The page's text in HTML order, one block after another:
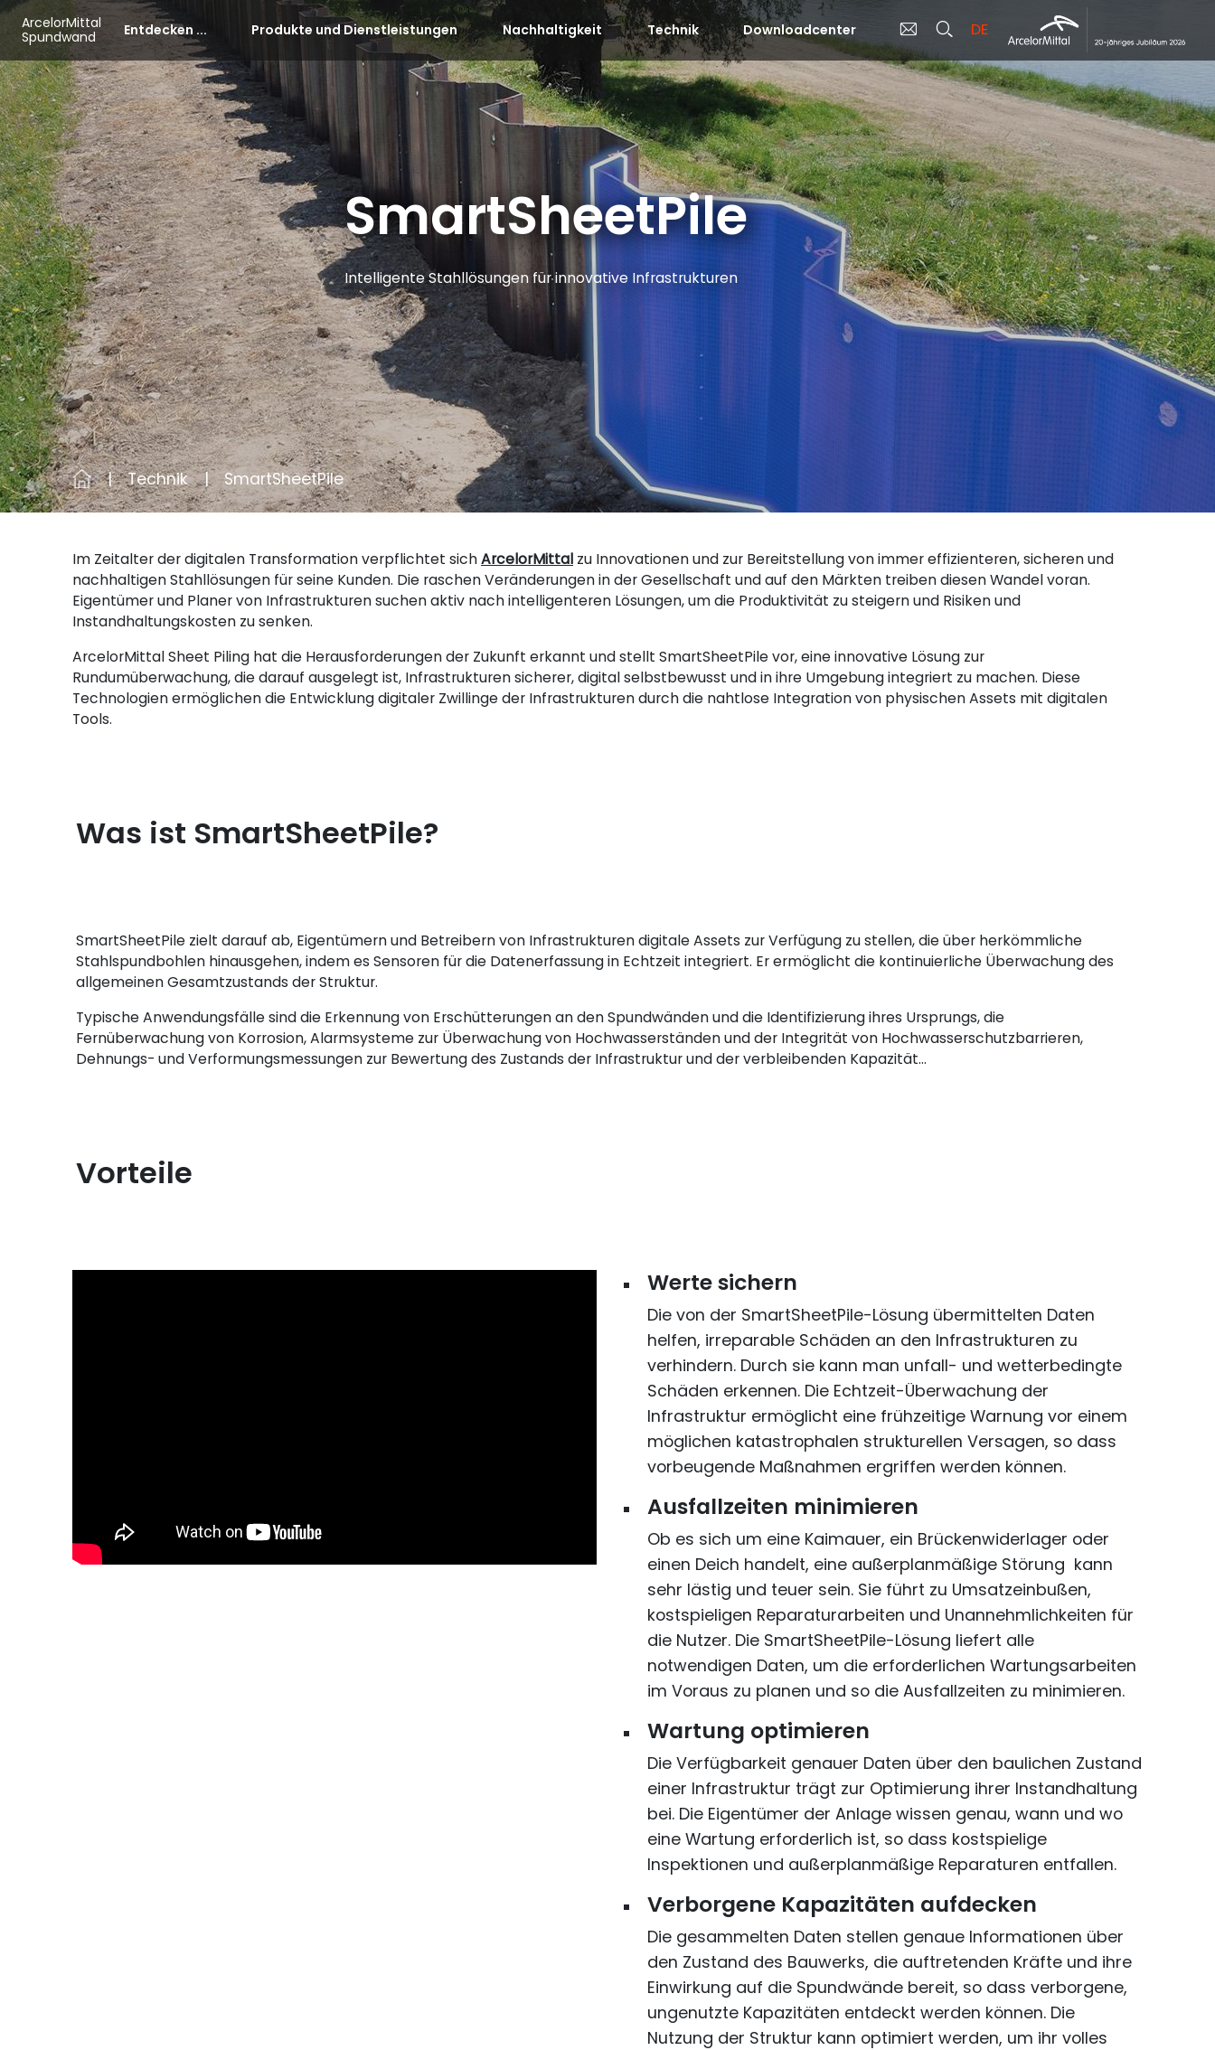
Skip to main content
ArcelorMittal
Spundwand
Entdecken ... Produkte und Dienstleistungen Nachhaltigkeit Technik Downloadcenter DE
SmartSheetPile
Intelligente Stahllösungen für innovative Infrastrukturen
Technik SmartSheetPile
Im Zeitalter der digitalen Transformation verpflichtet sichArcelorMittal zu Innovationen und zur Bereitstellung von immer effizienteren, sicheren und
nachhaltigen Stahllösungen für seine Kunden. Die raschen Veränderungen in der Gesellschaft und auf den Märkten treiben diesen Wandel voran.
Eigentümer und Planer von Infrastrukturen suchen aktiv nach intelligenteren Lösungen, um die Produktivität zu steigern und Risiken und
Instandhaltungskosten zu senken.
ArcelorMittal Sheet Piling hat die Herausforderungen der Zukunft erkannt und stellt SmartSheetPile vor, eine innovative Lösung zur
Rundumüberwachung, die darauf ausgelegt ist, Infrastrukturen sicherer, digital selbstbewusst und in ihre Umgebung integriert zu machen. Diese
Technologien ermöglichen die Entwicklung digitaler Zwillinge der Infrastrukturen durch die nahtlose Integration von physischen Assets mit digitalen
Tools.
Was ist SmartSheetPile?
SmartSheetPile zielt darauf ab, Eigentümern und Betreibern von Infrastrukturen digitale Assets zur Verfügung zu stellen, die über herkömmliche
Stahlspundbohlen hinausgehen, indem es Sensoren für die Datenerfassung in Echtzeit integriert. Er ermöglicht die kontinuierliche Überwachung des
allgemeinen Gesamtzustands der Struktur.
Typische Anwendungsfälle sind die Erkennung von Erschütterungen an den Spundwänden und die Identifizierung ihres Ursprungs, die
Fernüberwachung von Korrosion, Alarmsysteme zur Überwachung von Hochwasserständen und der Integrität von Hochwasserschutzbarrieren,
Dehnungs- und Verformungsmessungen zur Bewertung des Zustands der Infrastruktur und der verbleibenden Kapazität...
Vorteile
Werte sichern
Die von der SmartSheetPile-Lösung übermittelten Daten
helfen, irreparable Schäden an den Infrastrukturen zu
verhindern. Durch sie kann man unfall- und wetterbedingte
Schäden erkennen. Die Echtzeit-Überwachung der
Infrastruktur ermöglicht eine frühzeitige Warnung vor einem
möglichen katastrophalen strukturellen Versagen, so dass
vorbeugende Maßnahmen ergriffen werden können.
Ausfallzeiten minimieren
Ob es sich um eine Kaimauer, ein Brückenwiderlager oder
einen Deich handelt, eine außerplanmäßige Störung kann
sehr lästig und teuer sein. Sie führt zu Umsatzeinbußen,
kostspieligen Reparaturarbeiten und Unannehmlichkeiten für
die Nutzer. Die SmartSheetPile-Lösung liefert alle
notwendigen Daten, um die erforderlichen Wartungsarbeiten
im Voraus zu planen und so die Ausfallzeiten zu minimieren.
Wartung optimieren
Die Verfügbarkeit genauer Daten über den baulichen Zustand
einer Infrastruktur trägt zur Optimierung ihrer Instandhaltung
bei. Die Eigentümer der Anlage wissen genau, wann und wo
eine Wartung erforderlich ist, so dass kostspielige
Inspektionen und außerplanmäßige Reparaturen entfallen.
Verborgene Kapazitäten aufdecken
Die gesammelten Daten stellen genaue Informationen über
den Zustand des Bauwerks, die auftretenden Kräfte und ihre
Einwirkung auf die Spundwände bereit, so dass verborgene,
ungenutzte Kapazitäten entdeckt werden können. Die
Nutzung der Struktur kann optimiert werden, um ihr volles
Cookie-Einstellungen